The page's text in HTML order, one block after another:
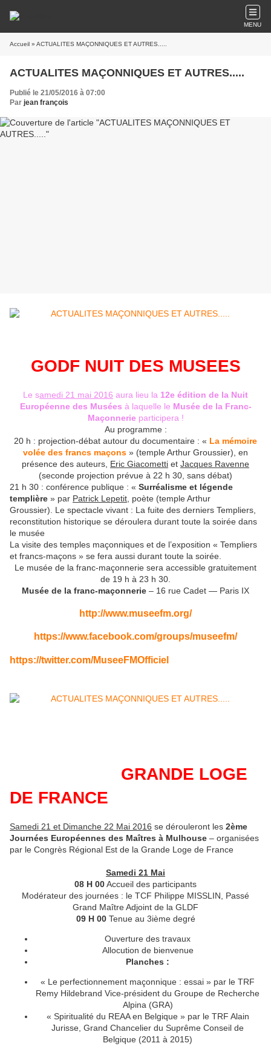
MENU
Accueil » ACTUALITES MAÇONNIQUES ET AUTRES.....
ACTUALITES MAÇONNIQUES ET AUTRES.....
Publié le 21/05/2016 à 07:00
Par jean françois
GODF NUIT DES MUSEES
Le samedi 21 mai 2016 aura lieu la 12e édition de la Nuit
Européenne des Musées à laquelle le Musée de la Franc-
Maçonnerieparticipera !
Au programme :
20 h : projection-débat autour du documentaire : « La mémoire
volée des francs maçons » (temple Arthur Groussier), en
présence des auteurs, Eric Giacometti et Jacques Ravenne
(seconde projection prévue à 22 h 30, sans débat)
21 h 30 : conférence publique : « Surréalisme et légende
templière » par Patrick Lepetit , poète (temple Arthur
Groussier). Le spectacle vivant : La fuite des derniers Templiers,
reconstitution historique se déroulera durant toute la soirée dans
le musée
La visite des temples maçonniques et de l’exposition « Templiers
et francs-maçons » se fera aussi durant toute la soirée.
Le musée de la franc-maçonnerie sera accessible gratuitement
de 19 h à 23 h 30.
Musée de la franc-maçonnerie – 16 rue Cadet — Paris IX
http://www.museefm.org/
https://www.facebook.com/groups/museefm/
https://twitter.com/MuseeFMOfficiel
GRANDE LOGE
DE FRANCE
Samedi 21 et Dimanche 22 Mai 2016 se dérouleront les 2ème
Journées Européennes des Maîtres à Mulhouse – organisées
par le Congrès Régional Est de la Grande Loge de France
Samedi 21 Mai
08 H 00Accueil des participants
Modérateur des journées : le TCF Philippe MISSLIN, Passé
Grand Maître Adjoint de la GLDF
09 H 00Tenue au 3ième degré
Ouverture des travaux
Allocution de bienvenue
Planches :
« Le perfectionnement maçonnique : essai » par le TRF
Remy Hildebrand Vice-président du Groupe de Recherche
Alpina (GRA)
« Spiritualité du REAA en Belgique » par le TRF Alain
Jurisse, Grand Chancelier du Suprême Conseil de
Belgique (2011 à 2015)